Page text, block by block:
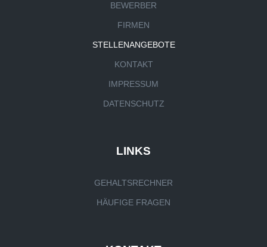
BEWERBER
FIRMEN
STELLENANGEBOTE
KONTAKT
IMPRESSUM
DATENSCHUTZ
LINKS
GEHALTSRECHNER
HÄUFIGE FRAGEN